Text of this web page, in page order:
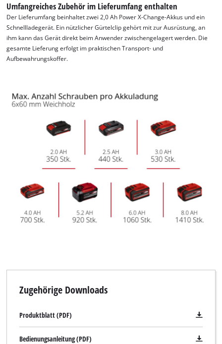
Umfangreiches Zubehör im Lieferumfang enthalten
Der Lieferumfang beinhaltet zwei 2,0 Ah Power X-Change-Akkus und ein
Schnellladegerät. Ein nützlicher Gürtelclip gehört mit zur Ausrüstung, an
ihm kann das Gerät direkt beim Anwender zwischengelagert werden. Die
gesamte Lieferung erfolgt im praktischen Transport- und
Aufbewahrungskoffer.
Zugehörige Downloads
Produktblatt (PDF)
Bedienungsanleitung (PDF)